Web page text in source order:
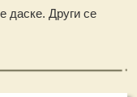
даске. Други се